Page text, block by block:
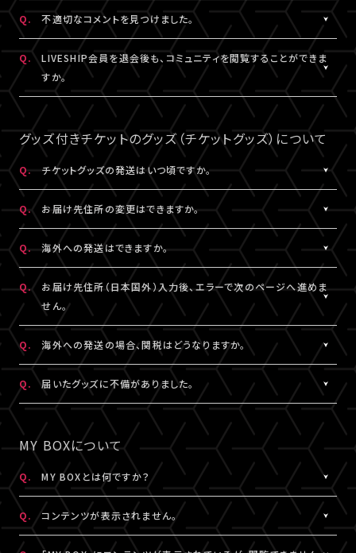
ません。
A.
コミュニティが表示されない場合は、コミュニティ機能実施期間外
であるか、対象外の視聴チケットを購入されている可能性がありま
コミュニティの実施有無や、実施期間については、各公演のチケッ
ト販売ページなどでご確認ください。
Q. 不適切なコメントを見つけました。
コミュニティ機能ガイドラインに反するコメントなどを見つけた場
合は、コメント内の「報告する」ボタンより管理者に報告をすること
ができます。
なお、通報機能は報告された当該コメントの削除を保証するもの
ではございません。
Q.
LIVESHIP会員を退会後も、コミュニティを閲覧することができま
すか。
A.
LIVESHIP会員を退会された場合は、コミュニティ機能提供期間内
であってもご利用・閲覧いただけなくなります。
なお、過去のコメント・リアクション及びニックネームは、LIVESHIP
会員を退会された場合でも引き続きコミュニティに掲載されます。
予めご了承ください。
グッズ付きチケットのグッズ（チケットグッズ）について
Q. チケットグッズの発送はいつ頃ですか。
A.
公演・券種により異なります。
「マイページ」内「チケット購入情報」にて発送状況の確認ができま
す。
※チケットグッズの発送後、「チケットグッズ発送完了のお知らせ」
メールが配信されます。
通信の関係上、メールが届かない可能性もございますので、必ず、
「マイページ」内「チケット購入情報」よりご確認ください。
Q. お届け先住所の変更はできますか。
A.
購入後、「マイページ」内「チケット購入情報」にて、配送状況が「出
荷準備前」の場合に変更が可能です。
※発送先が日本国外の場合、購入後の住所変更はできません。予
めご了承ください。
Q. 海外への発送はできますか。
A.
公演・券種により異なります。チケット販売ページにてご確認くださ
い。
日本国外の郵便番号をご入力する際に、正しく入力しているにも関
わらずシステムの仕様上エラーとなる場合がございます。
その場合は、末尾1桁か2桁を削除、もしくは未記入にてお手続きを
お試しください。
なお、日本国外への配送はDHLを利用しております。
DHLが配送対象としていない国・地域への配送はできかねます。
予め、ご了承ください。
Q.
お届け先住所（日本国外）入力後、エラーで次のページへ進めま
せん。
A.
日本国外の郵便番号を入力する際、システムの仕様上、正しく郵便
番号を入力しているにも関わらずエラーとなる場合がございます。
その場合は、末尾1桁か2桁を削除、もしくは未記入にてお手続きを
お試しください。
Q. 海外への発送の場合、関税はどうなりますか。
A.
関税はお客様ご自身でお支払いください。関税の計算は各国税関
の判断によります。
また、現地税関での商品配達停止に関しては、当サービスは一切
の責任を負いかねます。
DHLにおきましては現地カスタマーサービスにお問い合わせくだ
さい。
http://www.dhl.com/en/contact_center.html
Q. 届いたグッズに不備がありました。
A.
お手数ですが、詳細を記載のうえ、商品到着後14日以内に下記よ
りお問い合わせください。
グッズ配送・お届け済み商品に関して
【A!SMART お問い合わせ窓口】
https://www.asmart.jp/support
MY BOXについて
Q. MY BOXとは何ですか？
A.
ご購入の視聴チケットやグッズの条件に応じて、動画や画像などの
コンテンツが配信される機能です。
コンテンツの配信がある場合、視聴チケットやグッズを購入したA!-
Q. コンテンツが表示されません。
A.
コンテンツが表示されない場合は、コンテンツ配信期間外である